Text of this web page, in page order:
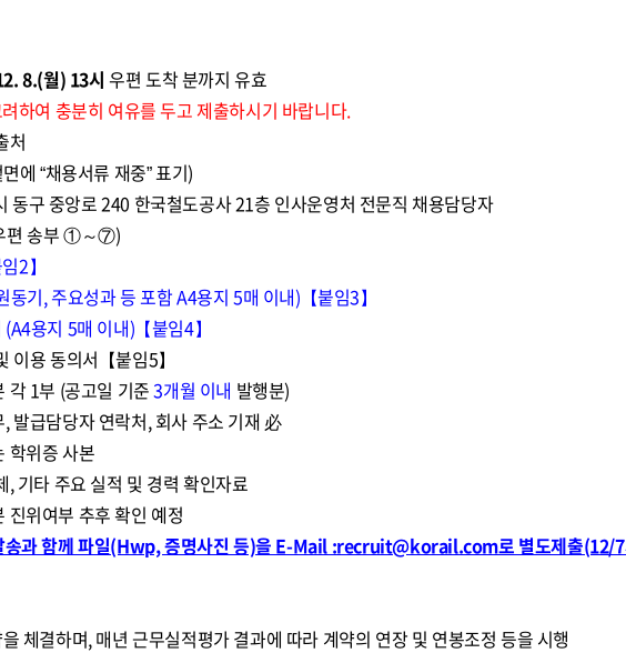
8.(월) 13시 우편 도착 분까지 유효
하여 충분히 여유를 두고 제출하시기 바랍니다.
처
에 “채용서류 재중” 표기)
동구 중앙로 240 한국철도공사 21층 인사운영처 전문직 채용담당자
편 송부 ①～⑦)
2】
기, 주요성과 등 포함 A4용지 5매 이내)【붙임3】
용지 5매 이내)【붙임4】
용 동의서【붙임5】
1부 (공고일 기준3개월 이내 발행분)
발급담당자 연락처, 회사 주소 기재 必
학위증 사본
기타 주요 실적 및 경력 확인자료
위여부 추후 확인 예정
과 함께 파일(Hwp, 증명사진 등)을 E-Mail :recruit@korail.com로 별도제출(12/
체결하며, 매년 근무실적평가 결과에 따라 계약의 연장 및 연봉조정 등을 시행